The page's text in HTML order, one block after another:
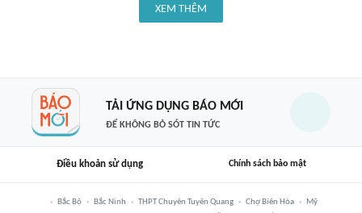
XEM THÊM
TẢI ỨNG DỤNG BÁO MỚI
ĐỂ KHÔNG BỎ SÓT TIN TỨC
Điều khoản sử dụng Chính sách bảo mật
Bắc Bộ Bắc Ninh THPT Chuyên Tuyên Quang Chợ Biên Hòa
Mỹ